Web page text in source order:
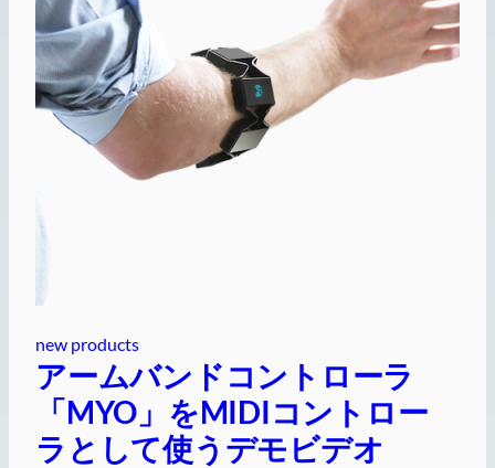
new products
アームバンドコントローラ
「MYO」をMIDIコントロー
ラとして使うデモビデオ